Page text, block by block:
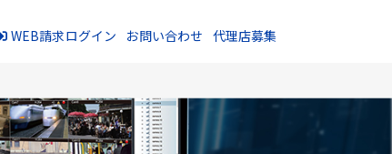
WEB請求ログイン お問い合わせ 代理店募集